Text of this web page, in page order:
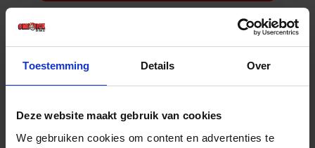
Toestemming Details Over
Deze website maakt gebruik van cookies
We gebruiken cookies om content en advertenties te